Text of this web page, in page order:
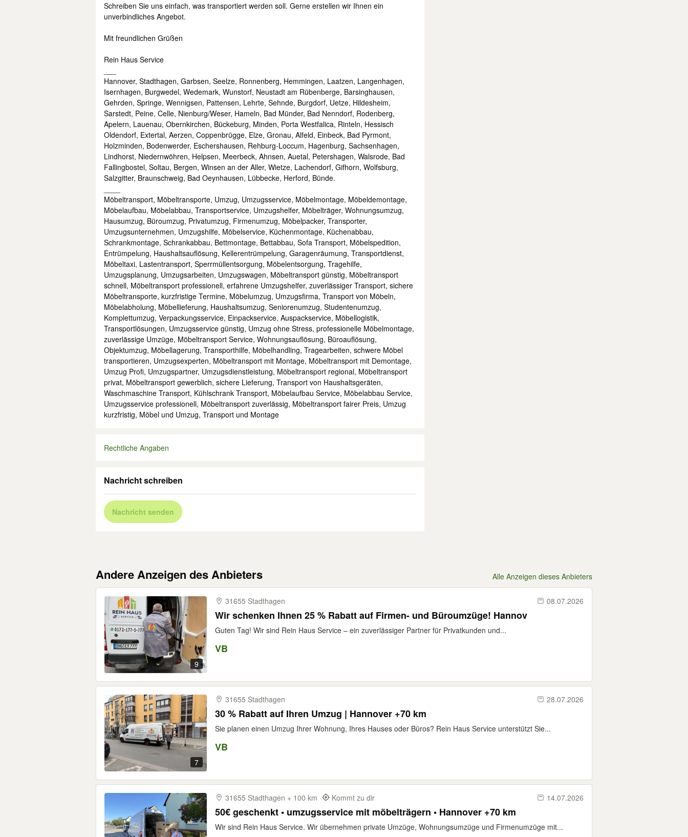
Schreiben Sie uns einfach, was transportiert werden soll. Gerne erstellen wir Ihnen ein
unverbindliches Angebot.
Mit freundlichen Grüßen
Rein Haus Service
Hannover, Stadthagen, Garbsen, Seelze, Ronnenberg, Hemmingen, Laatzen, Langenhagen,
Isernhagen, Burgwedel, Wedemark, Wunstorf, Neustadt am Rübenberge, Barsinghausen,
Gehrden, Springe, Wennigsen, Pattensen, Lehrte, Sehnde, Burgdorf, Uetze, Hildesheim,
Sarstedt, Peine, Celle, Nienburg/Weser, Hameln, Bad Münder, Bad Nenndorf, Rodenberg,
Apelern, Lauenau, Obernkirchen, Bückeburg, Minden, Porta Westfalica, Rinteln, Hessisch
Oldendorf, Extertal, Aerzen, Coppenbrügge, Elze, Gronau, Alfeld, Einbeck, Bad Pyrmont,
Holzminden, Bodenwerder, Eschershausen, Rehburg-Loccum, Hagenburg, Sachsenhagen,
Lindhorst, Niedernwöhren, Helpsen, Meerbeck, Ahnsen, Auetal, Petershagen, Walsrode, Bad
Fallingbostel, Soltau, Bergen, Winsen an der Aller, Wietze, Lachendorf, Gifhorn, Wolfsburg,
Salzgitter, Braunschweig, Bad Oeynhausen, Lübbecke, Herford, Bünde.
Möbeltransport, Möbeltransporte, Umzug, Umzugsservice, Möbelmontage, Möbeldemontage,
Möbelaufbau, Möbelabbau, Transportservice, Umzugshelfer, Möbelträger, Wohnungsumzug,
Hausumzug, Büroumzug, Privatumzug, Firmenumzug, Möbelpacker, Transporter,
Umzugsunternehmen, Umzugshilfe, Möbelservice, Küchenmontage, Küchenabbau,
Schrankmontage, Schrankabbau, Bettmontage, Bettabbau, Sofa Transport, Möbelspedition,
Entrümpelung, Haushaltsauflösung, Kellerentrümpelung, Garagenräumung, Transportdienst,
Möbeltaxi, Lastentransport, Sperrmüllentsorgung, Möbelentsorgung, Tragehilfe,
Umzugsplanung, Umzugsarbeiten, Umzugswagen, Möbeltransport günstig, Möbeltransport
schnell, Möbeltransport professionell, erfahrene Umzugshelfer, zuverlässiger Transport, sichere
Möbeltransporte, kurzfristige Termine, Möbelumzug, Umzugsfirma, Transport von Möbeln,
Möbelabholung, Möbellieferung, Haushaltsumzug, Seniorenumzug, Studentenumzug,
Komplettumzug, Verpackungsservice, Einpackservice, Auspackservice, Möbellogistik,
Transportlösungen, Umzugsservice günstig, Umzug ohne Stress, professionelle Möbelmontage,
zuverlässige Umzüge, Möbeltransport Service, Wohnungsauflösung, Büroauflösung,
Objektumzug, Möbellagerung, Transporthilfe, Möbelhandling, Tragearbeiten, schwere Möbel
transportieren, Umzugsexperten, Möbeltransport mit Montage, Möbeltransport mit Demontage,
Umzug Profi, Umzugspartner, Umzugsdienstleistung, Möbeltransport regional, Möbeltransport
privat, Möbeltransport gewerblich, sichere Lieferung, Transport von Haushaltsgeräten,
Waschmaschine Transport, Kühlschrank Transport, Möbelaufbau Service, Möbelabbau Service,
Umzugsservice professionell, Möbeltransport zuverlässig, Möbeltransport fairer Preis, Umzug
kurzfristig, Möbel und Umzug, Transport und Montage
Rechtliche Angaben
Nachricht schreiben
Nachricht senden
Andere Anzeigen des Anbieters Alle Anzeigen dieses Anbieters
9
31655 Stadthagen 08.07.2026
Wir schenken Ihnen 25 % Rabatt auf Firmen- und Büroumzüge! Hannov
Guten Tag! Wir sind Rein Haus Service – ein zuverlässiger Partner für Privatkunden und...
VB
7
31655 Stadthagen 28.07.2026
30 % Rabatt auf Ihren Umzug | Hannover +70 km
Sie planen einen Umzug Ihrer Wohnung, Ihres Hauses oder Büros? Rein Haus Service unterstützt Sie...
VB
31655 Stadthagen + 100 km Kommt zu dir 14.07.2026
50€ geschenkt • umzugsservice mit möbelträgern • Hannover +70 km
Wir sind Rein Haus Service. Wir übernehmen private Umzüge, Wohnungsumzüge und Firmenumzüge mit...